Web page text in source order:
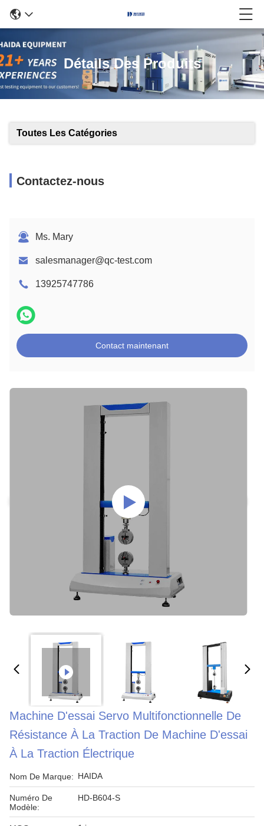
Détails Des Produits
Toutes Les Catégories
Contactez-nous
Ms. Mary
salesmanager@qc-test.com
13925747786
Contact maintenant
Machine D'essai Servo Multifonctionnelle De
Résistance À La Traction De Machine D'essai
À La Traction Électrique
Nom De Marque: HAIDA
Numéro De
Modèle:
HD-B604-S